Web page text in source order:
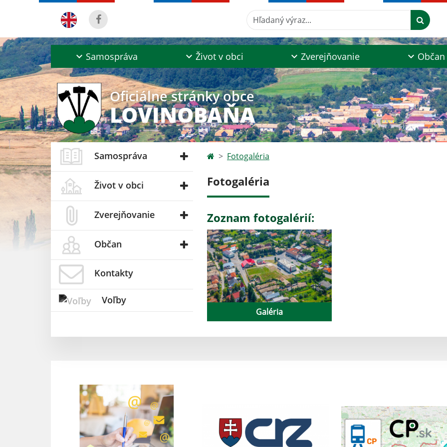
Hľadaný výraz...
Samospráva Život v obci Zverejňovanie Občan
Oficiálne stránky obce
LOVINOBAŇA
Samospráva
Život v obci
Zverejňovanie
Občan
Kontakty
Voľby
Fotogaléria
Fotogaléria
Zoznam fotogalérií:
Galéria